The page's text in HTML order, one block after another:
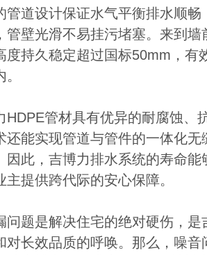
管道设计保证水气平衡排水顺
管壁光滑不易挂污堵塞。来到
度持久稳定超过国标50mm，有
HDPE管材具有优异的耐腐蚀、
还能实现管道与管件的一体化
因此，吉博力排水系统的寿命
提供跨代际的安心保障。
问题是解决住宅的绝对硬伤，是
对长效品质的呼唤。那么，噪